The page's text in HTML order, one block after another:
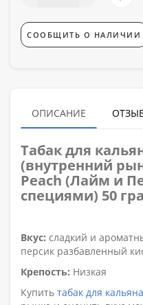
СООБЩИТЬ О НАЛИЧИИ
ОПИСАНИЕ
Табак для
(внутренний
Peach (Лайм и
специями) 50
Вкус: сладкий и
персик разбавленный
Крепость: Низкая
Купить табак для